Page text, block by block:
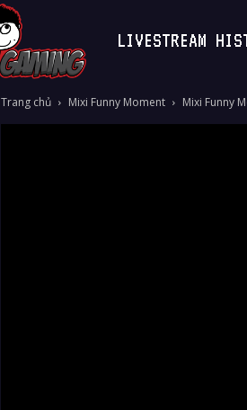
MixiGaming
LIVESTREAM
Trang chủ Mixi Funny Moment Mixi Funny